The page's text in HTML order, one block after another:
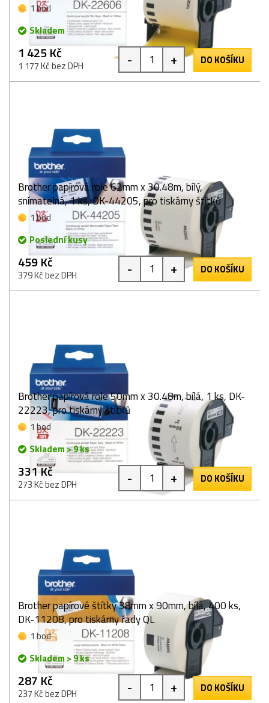
1 bod
Skladem
1 425 Kč
1 177 Kč bez DPH - + DO KOŠÍKU
Brother papírová role 62mm x 30.48m, bílý,
snímatelná, 1 ks, DK-44205, pro tiskárny štítků
1 bod
Poslední kusy
459 Kč
379 Kč bez DPH - + DO KOŠÍKU
Brother papírová role 50mm x 30.48m, bílá, 1 ks, DK-
22223, pro tiskárny štítků
1 bod
Skladem > 9 ks
331 Kč
273 Kč bez DPH - + DO KOŠÍKU
Brother papírové štítky 38mm x 90mm, bílá, 400 ks,
DK-11208, pro tiskárny řady QL
1 bod
Skladem > 9 ks
287 Kč
237 Kč bez DPH - + DO KOŠÍKU